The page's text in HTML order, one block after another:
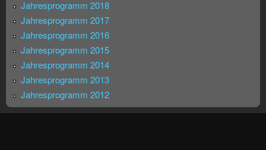
Jahresprogramm 2018
Jahresprogramm 2017
Jahresprogramm 2016
Jahresprogramm 2015
Jahresprogramm 2014
Jahresprogramm 2013
Jahresprogramm 2012